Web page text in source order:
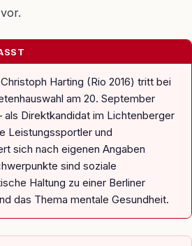
Harting (Rio 2016) tritt bei
am 20. September
als Direktkandidat im Lichtenberger
Leistungssportler und
sich nach eigenen Angaben
sind soziale
Haltung zu einer Berliner
das Thema mentale Gesundheit.